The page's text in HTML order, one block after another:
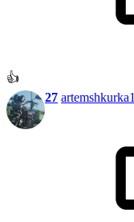
👍
27 artemshkurka1